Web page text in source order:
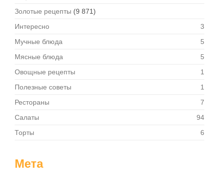
Золотые рецепты (9 871)
Интересно
3
Мучные блюда
5
Мясные блюда
5
Овощные рецепты
1
Полезные советы
1
Рестораны
7
Салаты
94
Торты
6
Мета